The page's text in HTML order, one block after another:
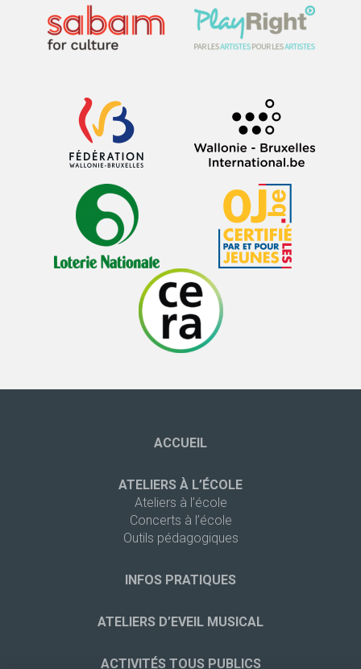
ACCUEIL
ATELIERS À L’ÉCOLE
Ateliers à l’école
Concerts à l’école
Outils pédagogiques
INFOS PRATIQUES
ATELIERS D’EVEIL MUSICAL
ACTIVITÉS TOUS PUBLICS